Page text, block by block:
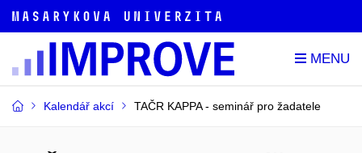
Kalendář akcí TAČR KAPPA - seminář pro žadatele